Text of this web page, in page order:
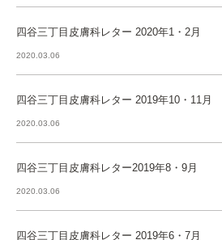
四谷三丁目皮膚科レター 2020年1・2月
2020.03.06
四谷三丁目皮膚科レター 2019年10・11月
2020.03.06
四谷三丁目皮膚科レター2019年8・9月
2020.03.06
四谷三丁目皮膚科レター 2019年6・7月